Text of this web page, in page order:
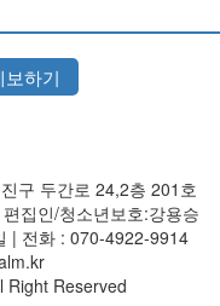
보하기
구 두간로 24,2층 201호
집인/청소년보호:강용승
| 전화 : 070-4922-9914
Right Reserved